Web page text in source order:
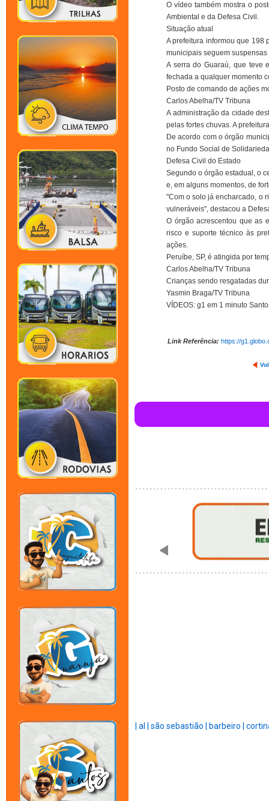
O vídeo também mostra o
Ambiental e da Defesa Civil.
Situação atual
A prefeitura informou que 198
municipais seguem
A serra do Guaraú, que teve
fechada a qualquer momento
Posto de comando de ações
Carlos Abelha/TV Tribuna
A administração da cidade
pelas fortes chuvas. A
De acordo com o órgão
no Fundo Social de
Defesa Civil do Estado
Segundo o órgão estadual, o
e, em alguns momentos, de
"Com o solo já encharcado, o
vulneráveis", destacou a
O órgão acrescentou que as
risco e suporte técnico às
ações.
Peruíbe, SP, é atingida por
Carlos Abelha/TV Tribuna
Crianças sendo resgatadas
Yasmin Braga/TV Tribuna
VÍDEOS: g1 em 1 minuto
Link Referência: https://
al | são sebastião | barbeiro |